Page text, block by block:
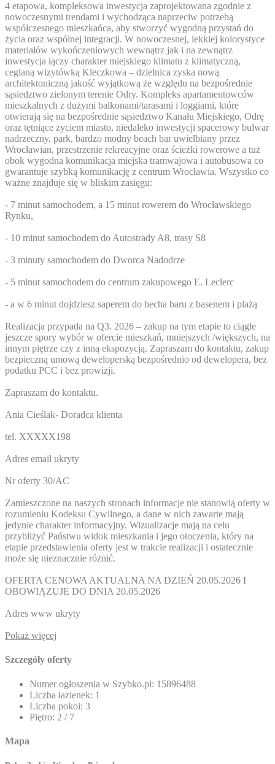
4 etapowa, kompleksowa inwestycja zaprojektowana zgodnie z
nowoczesnymi trendami i wychodząca naprzeciw potrzebą
współczesnego mieszkańca, aby stworzyć wygodną przystań do
życia oraz wspólnej integracji. W nowoczesnej, lekkiej kolorystyce
materiałów wykończeniowych wewnątrz jak i na zewnątrz
inwestycja łączy charakter miejskiego klimatu z klimatyczną,
ceglaną wizytówką Kleczkowa – dzielnica zyska nową
architektoniczną jakość wyjątkową że względu na bezpośrednie
sąsiedztwo zielonym terenie Odry. Kompleks apartamentowców
mieszkalnych z dużymi balkonami/tarasami i loggiami, które
otwierają się na bezpośrednie sąsiedztwo Kanału Miejskiego, Odrę
oraz tętniące życiem miasto, niedaleko inwestycji spacerowy bulwar
nadrzeczny, park, bardzo modny beach bar uwielbiany przez
Wrocławian, przestrzenie rekreacyjne oraz ścieżki rowerowe a tuż
obok wygodna komunikacja miejska tramwajowa i autobusowa co
gwarantuje szybką komunikację z centrum Wrocławia. Wszystko co
ważne znajduje się w bliskim zasięgu:
- 7 minut samochodem, a 15 minut rowerem do Wrocławskiego
Rynku,
- 10 minut samochodem do Autostrady A8, trasy S8
- 3 minuty samochodem do Dworca Nadodrze
- 5 minut samochodem do centrum zakupowego E. Leclerc
- a w 6 minut dojdziesz saperem do becha baru z basenem i plażą
Realizacja przypada na Q3. 2026 – zakup na tym etapie to ciągle
jeszcze spory wybór w ofercie mieszkań, mniejszych /większych, na
innym piętrze czy z inną ekspozycją. Zapraszam do kontaktu, zakup
bezpieczną umową deweloperską bezpośrednio od dewelopera, bez
podatku PCC i bez prowizji.
Zapraszam do kontaktu.
Ania Cieślak- Doradca klienta
tel. XXXXX198
Adres email ukryty
Nr oferty 30/AC
Zamieszczone na naszych stronach informacje nie stanowią oferty w
rozumieniu Kodeksu Cywilnego, a dane w nich zawarte mają
jedynie charakter informacyjny. Wizualizacje mają na celu
przybliżyć Państwu widok mieszkania i jego otoczenia, który na
etapie przedstawienia oferty jest w trakcie realizacji i ostatecznie
może się nieznacznie różnić.
OFERTA CENOWA AKTUALNA NA DZIEŃ 20.05.2026 I
OBOWIĄZUJE DO DNIA 20.05.2026
Adres www ukryty
Pokaż więcej
Szczegóły oferty
Numer ogłoszenia w Szybko.pl: 15896488
Liczba łazienek: 1
Liczba pokoi: 3
Piętro: 2 / 7
Mapa